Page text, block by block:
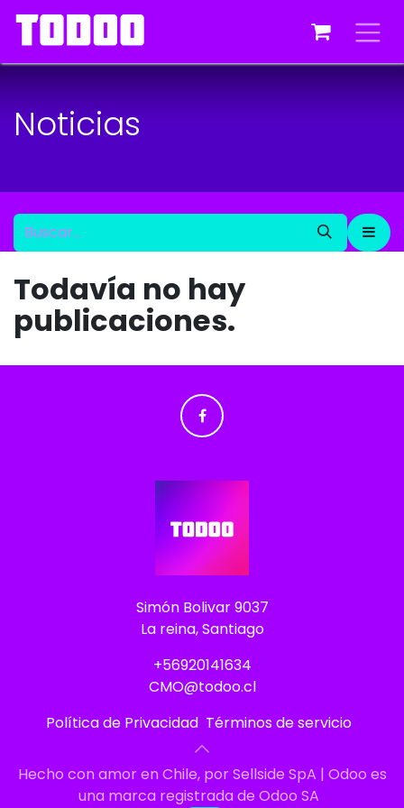
Ir al contenido
Noticias
Todavía no hay
publicaciones.
Simón Bolivar 9037
La reina, Santiago
+56920141634
CMO@todoo.cl
Política de Privacidad Términos de servicio
Hecho con amor en Chile, por Sellside SpA | Odoo es
una marca registrada de Odoo SA